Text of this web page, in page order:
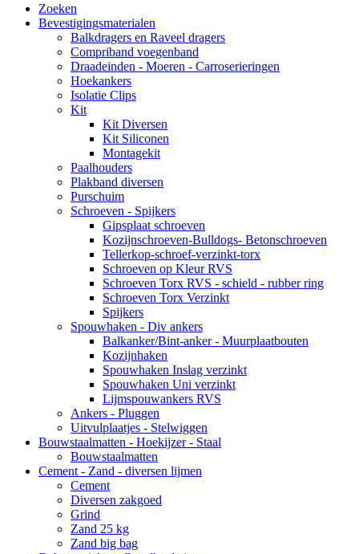
Zoeken
Bevestigingsmaterialen
Balkdragers en Raveel dragers
Compriband voegenband
Draadeinden - Moeren - Carroserieringen
Hoekankers
Isolatie Clips
Kit
Kit Diversen
Kit Siliconen
Montagekit
Paalhouders
Plakband diversen
Purschuim
Schroeven - Spijkers
Gipsplaat schroeven
Kozijnschroeven-Bulldogs- Betonschroeven
Tellerkop-schroef-verzinkt-torx
Schroeven op Kleur RVS
Schroeven Torx RVS - schield - rubber ring
Schroeven Torx Verzinkt
Spijkers
Spouwhaken - Div ankers
Balkanker/Bint-anker - Muurplaatbouten
Kozijnhaken
Spouwhaken Inslag verzinkt
Spouwhaken Uni verzinkt
Lijmspouwankers RVS
Ankers - Pluggen
Uitvulplaatjes - Stelwiggen
Bouwstaalmatten - Hoekijzer - Staal
Bouwstaalmatten
Cement - Zand - diversen lijmen
Cement
Diversen zakgoed
Grind
Zand 25 kg
Zand big bag